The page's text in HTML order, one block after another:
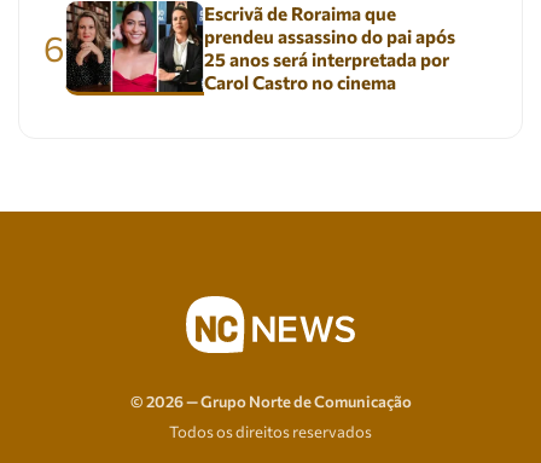
6
Escrivã de Roraima que
prendeu assassino do pai após
25 anos será interpretada por
Carol Castro no cinema
© 2026 — Grupo Norte de Comunicação
Todos os direitos reservados